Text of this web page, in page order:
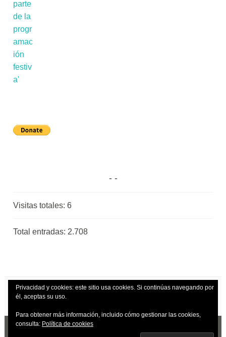
Visitas totales:6
Total entradas: 2.708
Privacidad y cookies: este sitio usa cookies. Si continúas navegando por
él, aceptas su uso.
Para obtener más información, incluido cómo gestionar las cookies,
consulta: Política de cookies
| TEMA: DARA